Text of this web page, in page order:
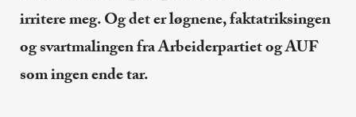
irritere meg. Og det er løgnene, faktatriksingen
og svartmalingen fra Arbeiderpartiet og AUF
som ingen ende tar.